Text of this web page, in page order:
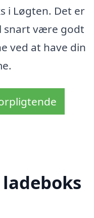
i Løgten. Det er
snart være godt
ved at have din